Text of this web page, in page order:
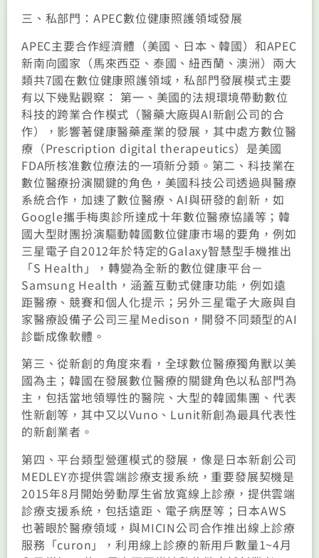
三、私部門：APEC數位健康照護領域發展
APEC主要合作經濟體（美國、日本、韓國）和APEC
新南向國家（馬來西亞、泰國、紐西蘭、澳洲）兩大
類共7國在數位健康照護領域，私部門發展模式主要
有以下幾點觀察： 第一、美國的法規環境帶動數位
科技的跨業合作模式（醫藥大廠與AI新創公司的合
作），影響著健康醫藥產業的發展，其中處方數位醫
療（Prescription digital therapeutics）是美國
FDA所核准數位療法的一項新分類。第二、科技業在
數位醫療扮演關鍵的角色，美國科技公司透過與醫療
系統合作，加速了數位醫療、AI與研發的創新，如
Google攜手梅奧診所達成十年數位醫療協議等；韓
國大型財團扮演驅動韓國數位健康市場的要角，例如
三星電子自2012年於特定的Galaxy智慧型手機推出
「S Health」，轉變為全新的數位健康平台－
Samsung Health，涵蓋互動式健康功能，例如遠
距醫療、競賽和個人化提示；另外三星電子大廠與自
家醫療設備子公司三星Medison，開發不同類型的AI
診斷成像軟體。
第三、從新創的角度來看，全球數位醫療獨角獸以美
國為主；韓國在發展數位醫療的關鍵角色以私部門為
主，包括當地領導性的醫院、大型的韓國集團、代表
性新創等，其中又以Vuno、Lunit新創為最具代表性
的新創業者。
第四、平台類型營運模式的發展，像是日本新創公司
MEDLEY亦提供雲端診療支援系統，重要發展契機是
2015年8月開始勞動厚生省放寬線上診療，提供雲端
診療支援系統，包括遠距、電子病歷等；日本AWS
也著眼於醫療領域，與MICIN公司合作推出線上診療
服務「curon」，利用線上診療的新用戶數量1~4月